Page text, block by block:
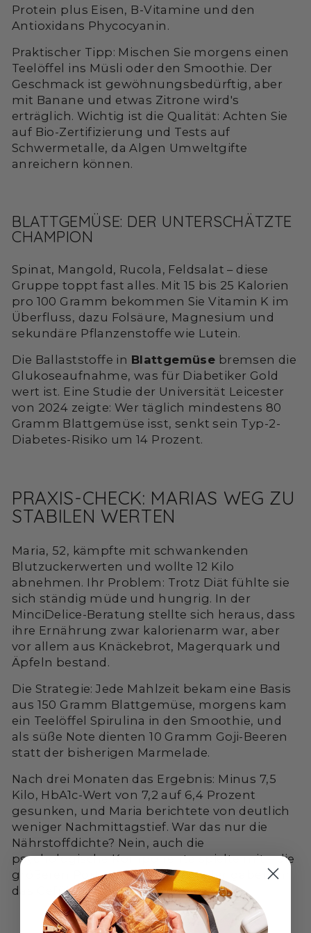
Protein plus Eisen, B-Vitamine und den
Antioxidans Phycocyanin.
Praktischer Tipp: Mischen Sie morgens einen
Teelöffel ins Müsli oder den Smoothie. Der
Geschmack ist gewöhnungsbedürftig, aber
mit Banane und etwas Zitrone wird's
erträglich. Wichtig ist die Qualität: Achten Sie
auf Bio-Zertifizierung und Tests auf
Schwermetalle, da Algen Umweltgifte
anreichern können.
BLATTGEMÜSE: DER UNTERSCHÄTZTE
CHAMPION
Spinat, Mangold, Rucola, Feldsalat – diese
Gruppe toppt fast alles. Mit 15 bis 25 Kalorien
pro 100 Gramm bekommen Sie Vitamin K im
Überfluss, dazu Folsäure, Magnesium und
sekundäre Pflanzenstoffe wie Lutein.
Die Ballaststoffe in Blattgemüse bremsen die
Glukoseaufnahme, was für Diabetiker Gold
wert ist. Eine Studie der Universität Leicester
von 2024 zeigte: Wer täglich mindestens 80
Gramm Blattgemüse isst, senkt sein Typ-2-
Diabetes-Risiko um 14 Prozent.
PRAXIS-CHECK: MARIAS WEG ZU
STABILEN WERTEN
Maria, 52, kämpfte mit schwankenden
Blutzuckerwerten und wollte 12 Kilo
abnehmen. Ihr Problem: Trotz Diät fühlte sie
sich ständig müde und hungrig. In der
MinciDelice-Beratung stellte sich heraus, dass
ihre Ernährung zwar kalorienarm war, aber
vor allem aus Knäckebrot, Magerquark und
Äpfeln bestand.
Die Strategie: Jede Mahlzeit bekam eine Basis
aus 150 Gramm Blattgemüse, morgens kam
ein Teelöffel Spirulina in den Smoothie, und
als süße Note dienten 10 Gramm Goji-Beeren
statt der bisherigen Marmelade.
Nach drei Monaten das Ergebnis: Minus 7,5
Kilo, HbA1c-Wert von 7,2 auf 6,4 Prozent
gesunken, und Maria berichtete von deutlich
weniger Nachmittagstief. War das nur die
Nährstoffdichte? Nein, auch die
psychologische Komponente spielte mit – die
größeren Portionen auf dem Teller gaben ihr
das Gefühl, nicht zu verzichten.